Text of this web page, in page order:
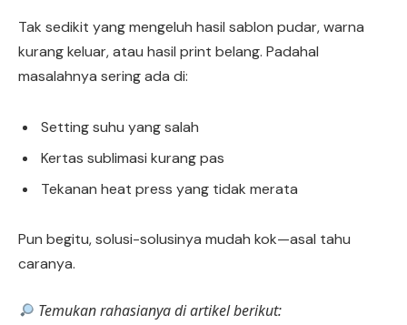
Tak sedikit yang mengeluh hasil sablon pudar, warna
kurang keluar, atau hasil print belang. Padahal
masalahnya sering ada di:
Setting suhu yang salah
Kertas sublimasi kurang pas
Tekanan heat press yang tidak merata
Pun begitu, solusi-solusinya mudah kok—asal tahu
caranya.
Temukan rahasianya di artikel berikut: